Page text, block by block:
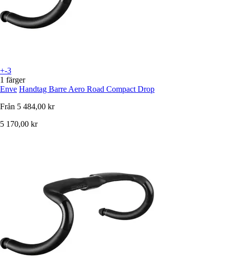
+-3
1 färger
Enve Handtag Barre Aero Road Compact Drop
Från 5 484,00 kr
5 170,00 kr